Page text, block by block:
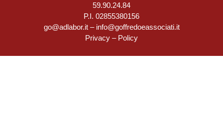
59.90.24.84
P.I. 02855380156
go@adlabor.it– info@goffredoeassociati.it
Privacy – Policy